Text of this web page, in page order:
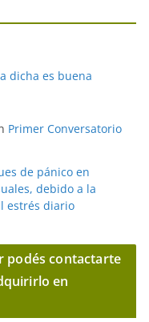
dicha es buena
Primer Conversatorio
de pánico en
debido a la
estrés diario
podés contactarte
en